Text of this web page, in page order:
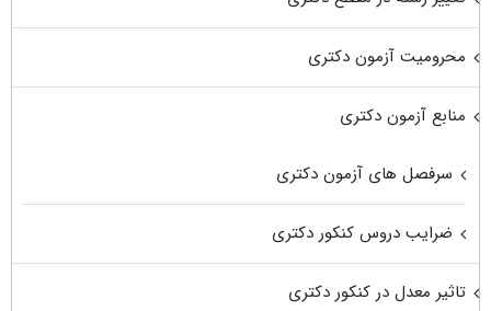
محرومیت آزمون دکتری
منابع آزمون دکتری
سرفصل های آزمون دکتری
ضرایب دروس کنکور دکتری
تاثیر معدل در کنکور دکتری